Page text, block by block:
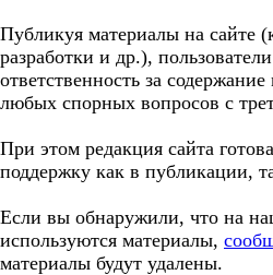
Публикуя материалы на сайте
разработки и др.),
ответственность за
любых спорных вопросов с
При этом редакция сайта
поддержку как в публикации,
Если вы обнаружили, что на
используются материалы,
материалы будут удалены.